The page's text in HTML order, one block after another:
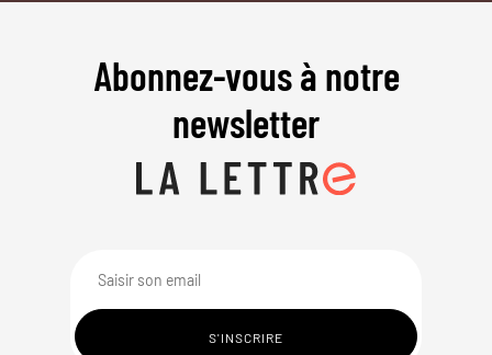
Abonnez-vous à notre
newsletter